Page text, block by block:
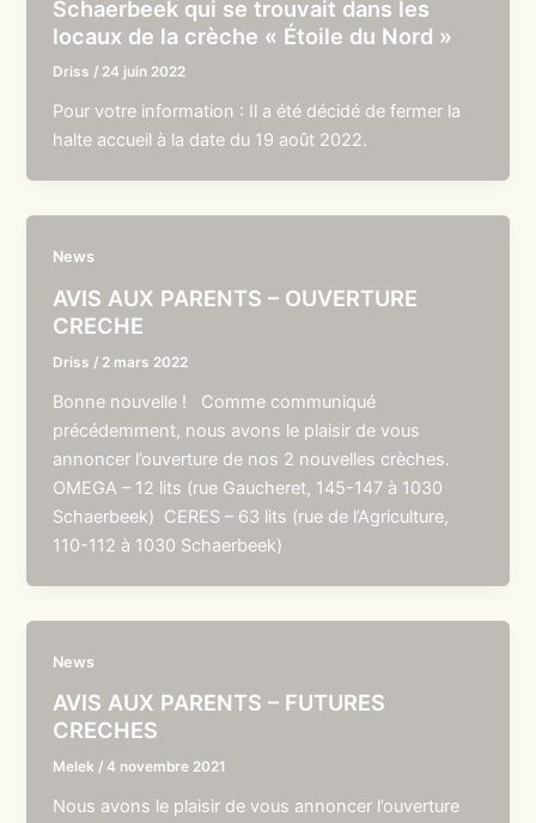
Schaerbeek qui se trouvait dans les
locaux de la crèche « Étoile du Nord »
Driss / 24 juin 2022
Pour votre information : Il a été décidé de fermer la
halte accueil à la date du 19 août 2022.
News
AVIS AUX PARENTS – OUVERTURE
CRECHE
Driss / 2 mars 2022
Bonne nouvelle ! Comme communiqué
précédemment, nous avons le plaisir de vous
annoncer l’ouverture de nos 2 nouvelles crèches.
OMEGA – 12 lits (rue Gaucheret, 145-147 à 1030
Schaerbeek) CERES – 63 lits (rue de l’Agriculture,
110-112 à 1030 Schaerbeek)
News
AVIS AUX PARENTS – FUTURES
CRECHES
Melek /4 novembre 2021
Nous avons le plaisir de vous annoncer l’ouverture